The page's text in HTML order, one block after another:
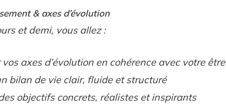
& axes d’évolution
et demi, vous allez :
axes d’évolution en cohérence avec votre être
bilan de vie clair, fluide et structuré
objectifs concrets, réalistes et inspirants